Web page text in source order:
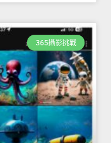
365攝影挑戰